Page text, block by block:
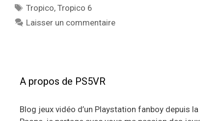
Étiquettes
Tropico,Tropico 6
Laisser un commentaire
A propos de PS5VR
Blog jeux vidéo d’un Playstation fanboy depuis la